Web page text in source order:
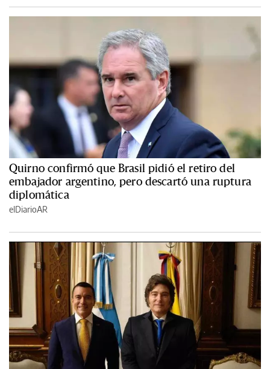
Quirno confirmó que Brasil pidió el retiro del
embajador argentino, pero descartó una ruptura
diplomática
elDiarioAR